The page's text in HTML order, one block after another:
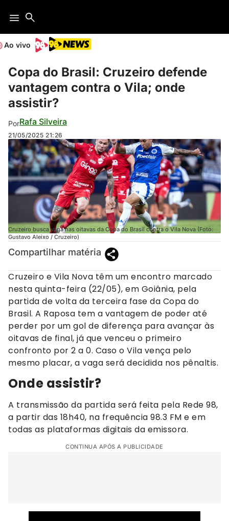
Ao vivo
Copa do Brasil: Cruzeiro defende
vantagem contra o Vila; onde
assistir?
PorRafa Silveira
21/05/2025 21:26
Cruzeiro busca vaga nas oitavas da Copa do Brasil contra o Vila Nova (Foto:
Gustavo Aleixo / Cruzeiro)
Compartilhar matéria
Cruzeiro e Vila Nova têm um encontro marcado
nesta quinta-feira (22/05), em Goiânia, pela
partida de volta da terceira fase da Copa do
Brasil. A Raposa tem a vantagem de poder até
perder por um gol de diferença para avançar às
oitavas de final, já que venceu o primeiro
confronto por 2 a 0. Caso o Vila vença pelo
mesmo placar, a vaga será decidida nos pênaltis.
Onde assistir?
A transmissão da partida será feita pela Rede 98,
a partir das 18h40, na frequência 98.3 FM e em
todas as plataformas digitais da emissora.
CONTINUA APÓS A PUBLICIDADE